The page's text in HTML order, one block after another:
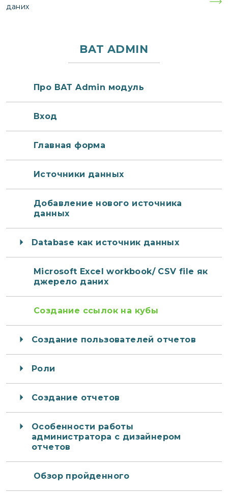
записям
даних
BAT ADMIN
Про ВАТ Admin модуль
Вход
Главная форма
Источники данных
Добавление нового источника
данных
Database как источник данных
Microsoft Excel workbook/ CSV file як
джерело даних
Создание ссылок на кубы
Создание пользователей отчетов
Роли
Создание отчетов
Особенности работы
администратора с дизайнером
отчетов
Обзор пройденного